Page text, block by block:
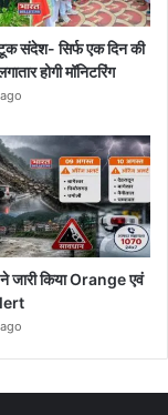
संदेश- सिर्फ एक दिन की
होगी मॉनिटरिंग
ने जारी किया Orange एवं